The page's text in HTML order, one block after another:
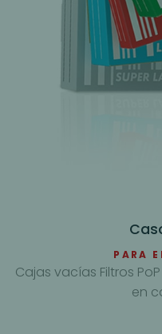
PARA
Cajas vacías Filtros
en